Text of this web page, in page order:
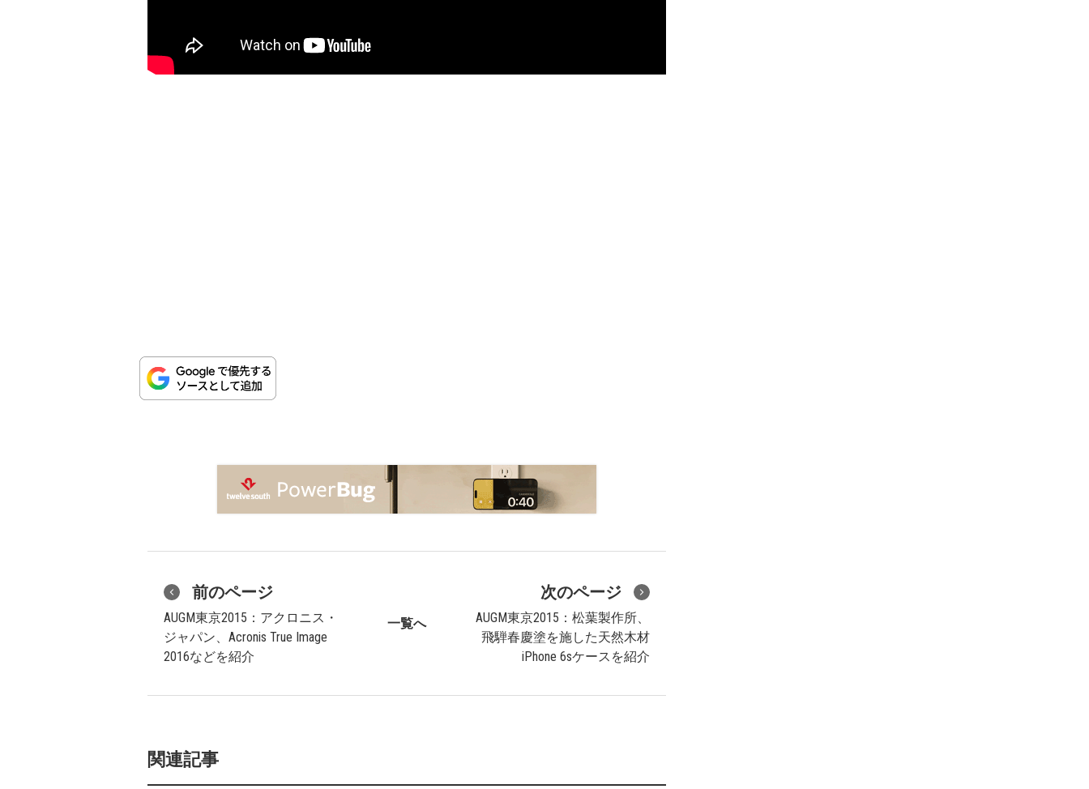
前のページ
AUGM東京2015：アクロニス・
ジャパン、Acronis True Image
2016などを紹介
一覧へ
次のページ
AUGM東京2015：松葉製作所、
飛騨春慶塗を施した天然木材
iPhone 6sケースを紹介
関連記事